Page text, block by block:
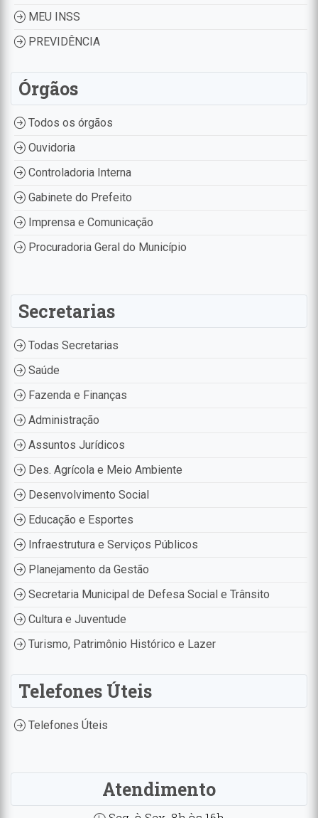
MEU INSS
PREVIDÊNCIA
Órgãos
Todos os órgãos
Ouvidoria
Controladoria Interna
Gabinete do Prefeito
Imprensa e Comunicação
Procuradoria Geral do Município
Secretarias
Todas Secretarias
Saúde
Fazenda e Finanças
Administração
Assuntos Jurídicos
Des. Agrícola e Meio Ambiente
Desenvolvimento Social
Educação e Esportes
Infraestrutura e Serviços Públicos
Planejamento da Gestão
Secretaria Municipal de Defesa Social e Trânsito
Cultura e Juventude
Turismo, Patrimônio Histórico e Lazer
Telefones Úteis
Telefones Úteis
Atendimento